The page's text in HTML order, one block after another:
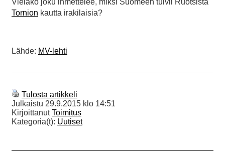
Tornion kautta irakilaisia?
Lähde: MV-lehti
Tulosta artikkeli
Julkaistu 29.9.2015 klo 14:51
KirjoittanutToimitus
Kategoria(t): Uutiset